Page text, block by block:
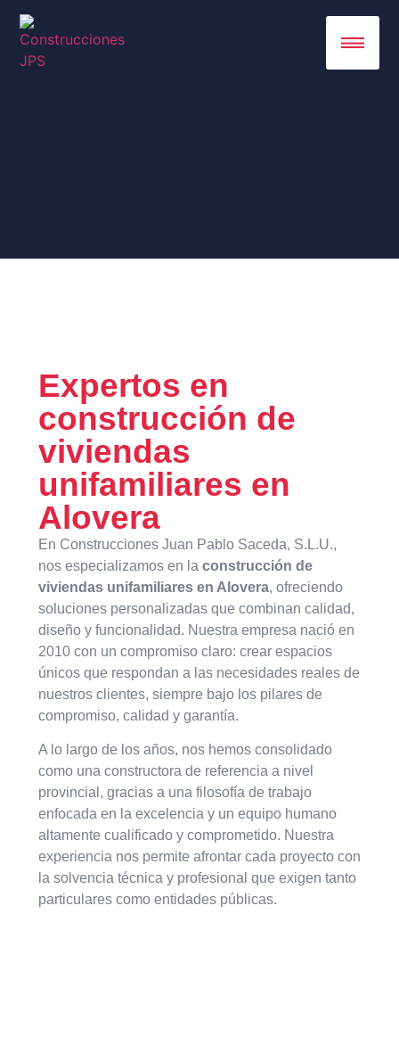
Expertos en
construcción de
viviendas
unifamiliares en
Alovera
En Construcciones Juan Pablo Saceda, S.L.U.,
nos especializamos en la construcción de
viviendas unifamiliares en Alovera, ofreciendo
soluciones personalizadas que combinan calidad,
diseño y funcionalidad. Nuestra empresa nació en
2010 con un compromiso claro: crear espacios
únicos que respondan a las necesidades reales de
nuestros clientes, siempre bajo los pilares de
compromiso, calidad y garantía.
A lo largo de los años, nos hemos consolidado
como una constructora de referencia a nivel
provincial, gracias a una filosofía de trabajo
enfocada en la excelencia y un equipo humano
altamente cualificado y comprometido. Nuestra
experiencia nos permite afrontar cada proyecto con
la solvencia técnica y profesional que exigen tanto
particulares como entidades públicas.